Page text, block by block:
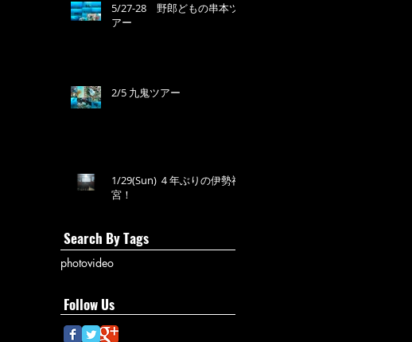
5/27-28 野郎どもの串本ツ
アー
2/5 九鬼ツアー
1/29(Sun) ４年ぶりの伊勢神
宮！
Search By Tags
photovideo
Follow Us